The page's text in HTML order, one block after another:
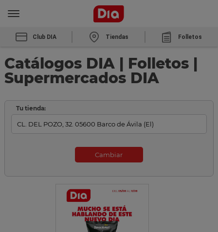
Club DIA Tiendas Folletos
Catálogos DIA | Folletos |
Supermercados DIA
Tu tienda:
Cambiar